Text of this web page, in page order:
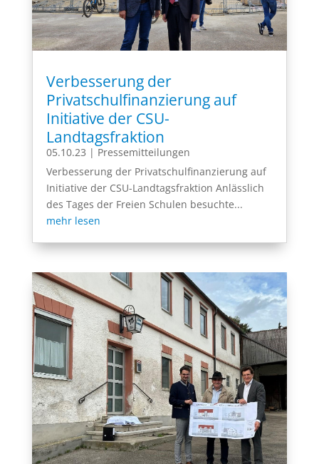
Verbesserung der
Privatschulfinanzierung auf
Initiative der CSU-
Landtagsfraktion
05.10.23 | Pressemitteilungen
Verbesserung der Privatschulfinanzierung auf
Initiative der CSU-Landtagsfraktion Anlässlich
des Tages der Freien Schulen besuchte...
mehr lesen